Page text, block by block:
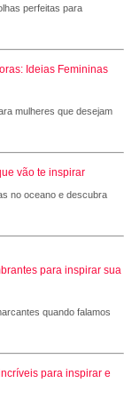
perfeitas para
Ideias Femininas
mulheres que desejam
vão te inspirar
no oceano e descubra
para inspirar sua
quando falamos
para inspirar e